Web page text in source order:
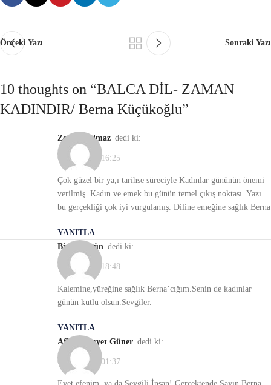
Önceki Yazı Sonraki Yazı
10 thoughts on “BALCA DİL- ZAMAN
KADINDIR/ Berna Küçükoğlu”
Zeynep yılmaz dedi ki:
08/03/2021, 16:25
Çok güzel bir ya,ı tarihse süreciyle Kadınlar gününün önemi
verilmiş. Kadın ve emek bu günün temel çıkış noktası. Yazı
bu gerçekliği çok iyi vurgulamış. Diline emeğine sağlık Berna
YANITLA
Birsel Aygün dedi ki:
08/03/2021, 18:48
Kalemine,yüreğine sağlık Berna’cığım.Senin de kadınlar
günün kutlu olsun.Sevgiler.
YANITLA
Afife Hidayet Güner dedi ki:
09/03/2021, 01:37